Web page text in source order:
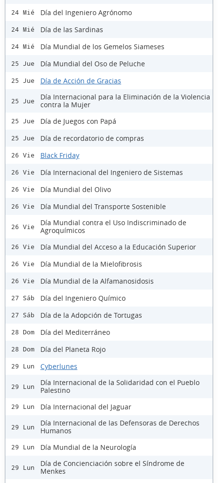
24 Mié Día del Ingeniero Agrónomo
24 Mié Día de las Sardinas
24 Mié Día Mundial de los Gemelos Siameses
25 Jue Día Mundial del Oso de Peluche
25 Jue Día de Acción de Gracias
25 Jue
Día Internacional para la Eliminación de la Violencia
contra la Mujer
25 Jue Día de Juegos con Papá
25 Jue Día de recordatorio de compras
26 Vie Black Friday
26 Vie Día Internacional del Ingeniero de Sistemas
26 Vie Día Mundial del Olivo
26 Vie Día Mundial del Transporte Sostenible
26 Vie
Día Mundial contra el Uso Indiscriminado de
Agroquímicos
26 Vie Día Mundial del Acceso a la Educación Superior
26 Vie Día Mundial de la Mielofibrosis
26 Vie Día Mundial de la Alfamanosidosis
27 Sáb Día del Ingeniero Químico
27 Sáb Día de la Adopción de Tortugas
28 Dom Día del Mediterráneo
28 Dom Día del Planeta Rojo
29 Lun Cyberlunes
29 Lun
Día Internacional de la Solidaridad con el Pueblo
Palestino
29 Lun Día Internacional del Jaguar
29 Lun
Día Internacional de las Defensoras de Derechos
Humanos
29 Lun Día Mundial de la Neurología
29 Lun
Día de Concienciación sobre el Síndrome de
Menkes